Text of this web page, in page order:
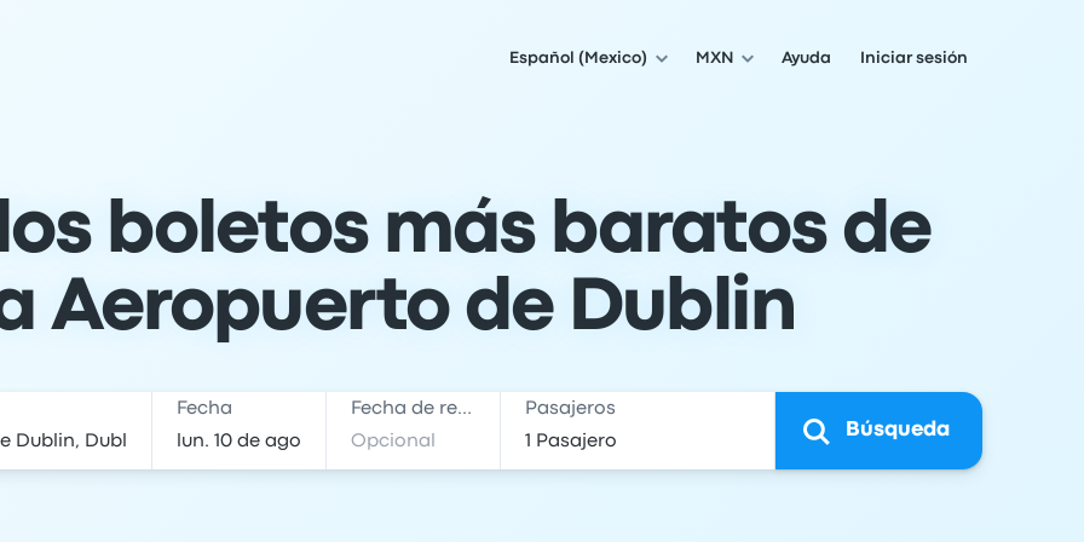
Español (Mexico) MXN Ayuda Iniciar sesión
boletos más baratos de
Aeropuerto de Dublin
Fecha Fecha de regreso Pasajeros
Búsqueda